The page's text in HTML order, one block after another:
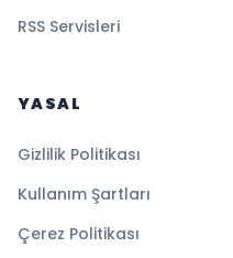
RSS Servisleri
YASAL
Gizlilik Politikası
Kullanım Şartları
Çerez Politikası